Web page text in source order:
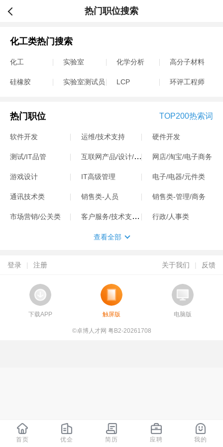
热门职位搜索
化工类热门搜索
化工 实验室 化学分析 高分子材料
硅橡胶 实验室测试员 LCP 环评工程师
热门职位 TOP200热索词
软件开发 运维/技术支持 硬件开发
测试/IT品管 互联网产品/设计/运营 网店/淘宝/电子商务
游戏设计 IT高级管理 电子/电器/元件类
通讯技术类 销售类-人员 销售类-管理/商务
市场营销/公关类 客户服务/技术支持类 行政/人事类
查看全部
登录 | 注册 关于我们 | 反馈
下载APP 触屏版 电脑版
©卓博人才网 粤B2-20261708
首页 优企 简历 应聘 我的